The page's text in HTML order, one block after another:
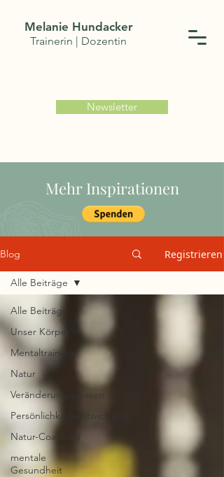
Melanie Hundacker
Trainerin | Dozentin
Newsletter
Mehr Inspirationen
Blog Registrieren
Alle Beiträge
Unser Körper
Mentaltraining
Natur
Veränderungsphasen
Persönlichkeitsentwicklung
Natur-Coaching
mentale
Gesundheit
Alle Beiträge